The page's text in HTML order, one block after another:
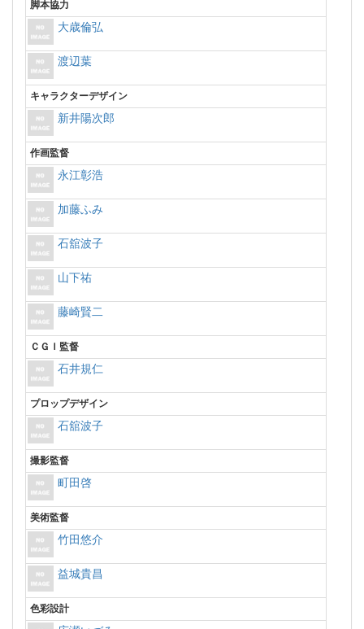
脚本協力
大歳倫弘
渡辺葉
キャラクターデザイン
新井陽次郎
作画監督
永江彰浩
加藤ふみ
石舘波子
山下祐
藤崎賢二
ＣＧＩ監督
石井規仁
プロップデザイン
石舘波子
撮影監督
町田啓
美術監督
竹田悠介
益城貴昌
色彩設計